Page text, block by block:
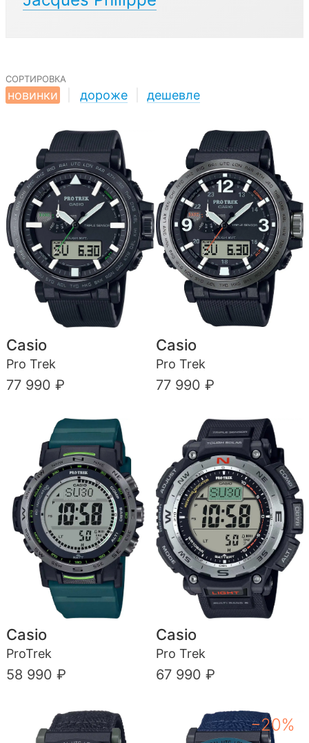
сортировка
новинки
дороже дешевле
Casio
Pro Trek
77 990 ₽
Casio
Pro Trek
77 990 ₽
Casio
ProTrek
58 990 ₽
Casio
Pro Trek
67 990 ₽
−20%